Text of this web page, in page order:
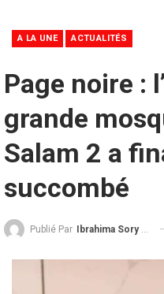
A LA UNE ACTUALITÉS
Page noire :
grande
Salam 2 a
succombé
Publié Par Ibrahima Sory Diallo